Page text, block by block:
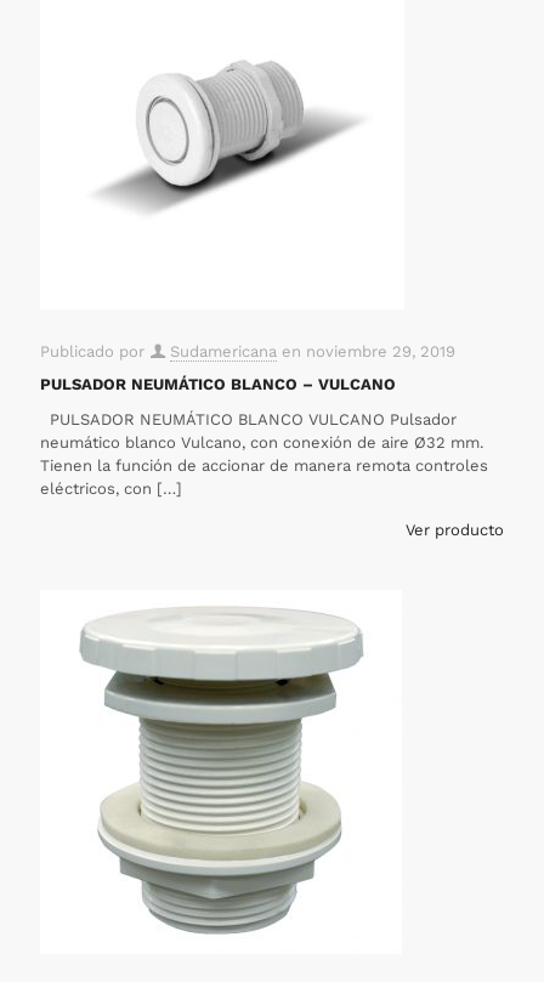
Publicado por Sudamericana en noviembre 29, 2019
PULSADOR NEUMÁTICO BLANCO – VULCANO
PULSADOR NEUMÁTICO BLANCO VULCANO Pulsador
neumático blanco Vulcano, con conexión de aire Ø32 mm.
Tienen la función de accionar de manera remota controles
eléctricos, con […]
Ver producto